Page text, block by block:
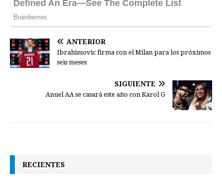
ANTERIOR
Ibrahimovic firma con el Milan para los próximos
seis meses
SIGUIENTE
Anuel AA se casará este año con Karol G
RECIENTES